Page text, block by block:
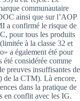
communautaire
ainsi que sur l’AOP
a confirmé le risque de
pour tous les produits
à la classe 32 et
a également été pour
été considérée comme
preuves insuffisantes de
de la CTM). Là encore,
dans la pratique de
en conflit avec les IG.